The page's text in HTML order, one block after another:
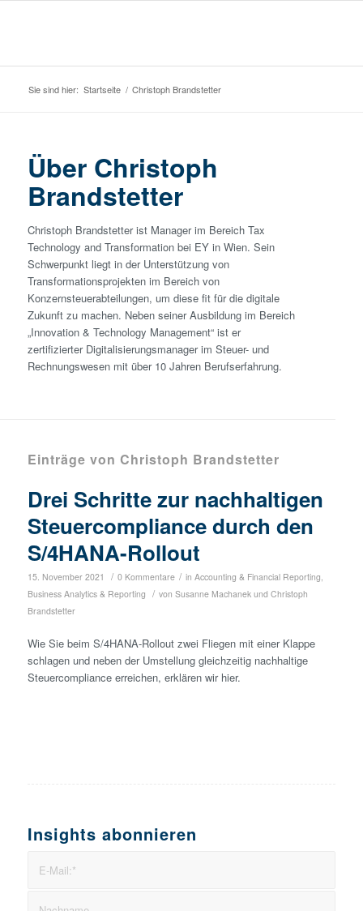
Sie sind hier: Startseite / Christoph Brandstetter
Über Christoph
Brandstetter
Christoph Brandstetter ist Manager im Bereich Tax
Technology and Transformation bei EY in Wien. Sein
Schwerpunkt liegt in der Unterstützung von
Transformationsprojekten im Bereich von
Konzernsteuerabteilungen, um diese fit für die digitale
Zukunft zu machen. Neben seiner Ausbildung im Bereich
„Innovation & Technology Management“ ist er
zertifizierter Digitalisierungsmanager im Steuer- und
Rechnungswesen mit über 10 Jahren Berufserfahrung.
Einträge von Christoph Brandstetter
Drei Schritte zur nachhaltigen
Steuercompliance durch den
S/4HANA-Rollout
15. November 2021 / 0 Kommentare / in Accounting & Financial Reporting,
Business Analytics & Reporting / von Susanne Machanekund Christoph
Brandstetter
Wie Sie beim S/4HANA-Rollout zwei Fliegen mit einer Klappe
schlagen und neben der Umstellung gleichzeitig nachhaltige
Steuercompliance erreichen, erklären wir hier.
Insights abonnieren